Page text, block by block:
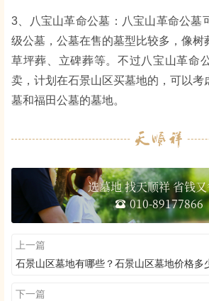
3、八宝山革命公墓：八宝山革命公墓
级公墓，公墓在售的墓型比较多，像树
草坪葬、立碑葬等。不过八宝山革命
卖，计划在石景山区买墓地的，可以考
墓和福田公墓的墓地。
选墓地 找天顺祥 省钱
010-89177866
上一篇
石景山区墓地有哪些？石景山区墓地价格多
下一篇